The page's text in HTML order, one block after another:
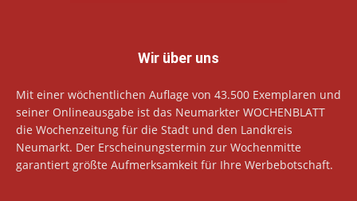
Wir über uns
Mit einer wöchentlichen Auflage von 43.500 Exemplaren und
seiner Onlineausgabe ist das Neumarkter WOCHENBLATT
die Wochenzeitung für die Stadt und den Landkreis
Neumarkt. Der Erscheinungstermin zur Wochenmitte
garantiert größte Aufmerksamkeit für Ihre Werbebotschaft.